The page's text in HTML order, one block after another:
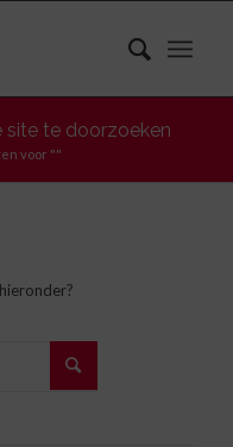
site te doorzoeken
voor ""